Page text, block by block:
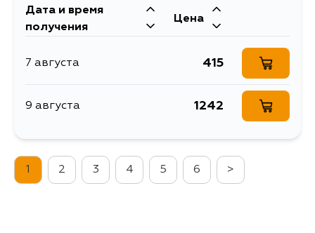
Дата и время
получения
Цена
7 августа 415
9 августа 1242
1 2 3 4 5 6 >